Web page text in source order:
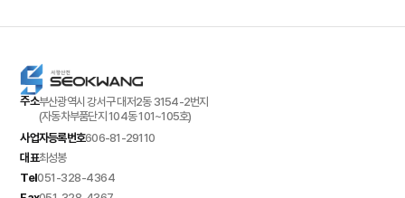
주소부산광역시 강서구 대저2동 3154-2번지
(자동차부품단지 104동 101~105호)
사업자등록번호606-81-29110
대표최성봉
Tel051-328-4364